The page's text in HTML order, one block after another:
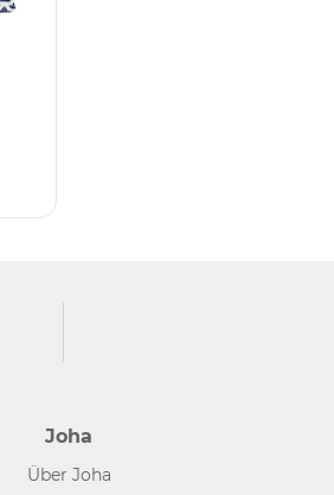
Joha
Über Joha